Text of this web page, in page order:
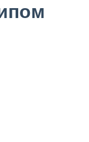
с политикой